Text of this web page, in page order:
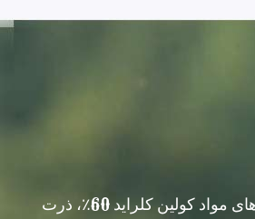
مرغ از افزودنی های مواد کولین کلراید 60٪، ذرت